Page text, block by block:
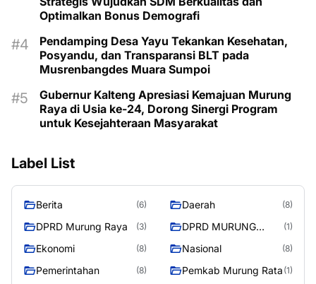
Optimalkan Bonus Demografi
Pendamping Desa Yayu Tekankan Kesehatan,
Posyandu, dan Transparansi BLT pada
Musrenbangdes Muara Sumpoi
Gubernur Kalteng Apresiasi Kemajuan Murung
Raya di Usia ke-24, Dorong Sinergi Program
untuk Kesejahteraan Masyarakat
Label List
Berita (6) Daerah (8)
DPRD Murung Raya (3)
DPRD MURUNG
(1)
Ekonomi (8) Nasional (8)
Pemerintahan (8) Pemkab Murung Rata (1)